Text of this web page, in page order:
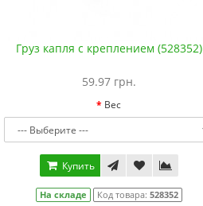
Груз капля с креплением (528352)
59.97 грн.
Вес
Купить
На складе Код товара: 528352